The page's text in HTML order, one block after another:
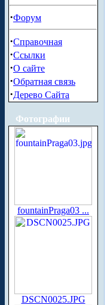
·Форум
·Справочная
·Ссылки
·О сайте
·Обратная связь
·Дерево Сайта
Фотографии
fountainPraga03 ...
DSCN0025.JPG